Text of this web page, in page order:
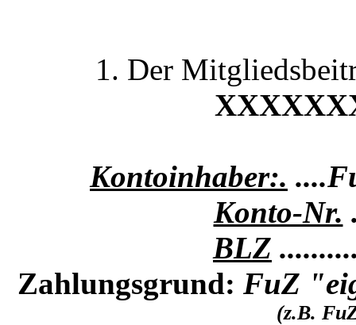
1. Der
Kontoinhaber:.
Konto-Nr.
BLZ
Zahlungsgrund: FuZ
(z.B.